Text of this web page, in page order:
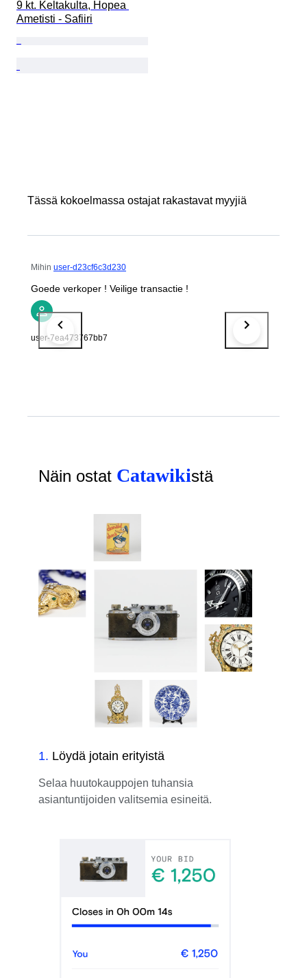
9 kt. Keltakulta, Hopea
Ametisti - Safiiri
Tässä kokoelmassa ostajat rakastavat myyjiä
Mihin user-d23cf6c3d230
Goede verkoper ! Veilige transactie !
user-7ea473767bb7
Näin ostat Catawikistä
1. Löydä jotain erityistä
Selaa huutokauppojen tuhansia
asiantuntijoiden valitsemia esineitä.